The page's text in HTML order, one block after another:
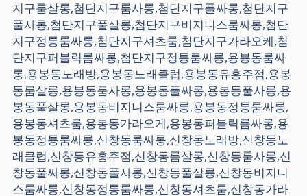
지구룸살롱,첨단지구룸사롱,첨단지구풀싸롱,첨단지구
풀사롱,첨단지구풀살롱,첨단지구비지니스룸싸롱,첨단
지구정통룸싸롱,첨단지구셔츠룸,첨단지구가라오케,첨
단지구퍼블릭룸싸롱,첨단지구정통룸싸롱,용봉동룸싸
롱,용봉동노래방,용봉동노래클럽,용봉동유흥주점,용봉
동룸살롱,용봉동룸사롱,용봉동풀싸롱,용봉동풀사롱,용
봉동풀살롱,용봉동비지니스룸싸롱,용봉동정통룸싸롱,
용봉동셔츠룸,용봉동가라오케,용봉동퍼블릭룸싸롱,용
봉동정통룸싸롱,신창동룸싸롱,신창동노래방,신창동노
래클럽,신창동유흥주점,신창동룸살롱,신창동룸사롱,신
창동풀싸롱,신창동풀사롱,신창동풀살롱,신창동비지니
스룸싸롱,신창동정통룸싸롱,신창동셔츠룸,신창동가라